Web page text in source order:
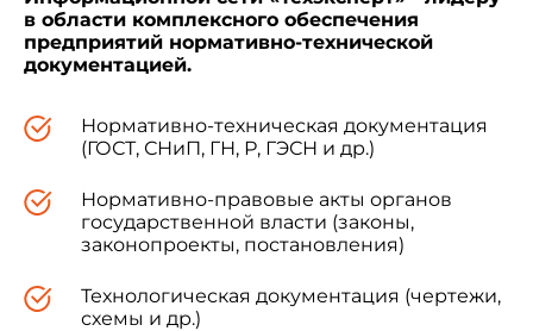
в области комплексного обеспечения
предприятий нормативно-технической
документацией.
Нормативно-техническая документация
(ГОСТ, СНиП, ГН, Р, ГЭСН и др.)
Нормативно-правовые акты органов
государственной власти (законы,
законопроекты, постановления)
Технологическая документация (чертежи,
схемы и др.)